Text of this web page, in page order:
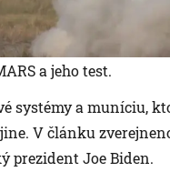
a jeho test.
systémy a muníciu,
V článku
prezident Joe Biden.